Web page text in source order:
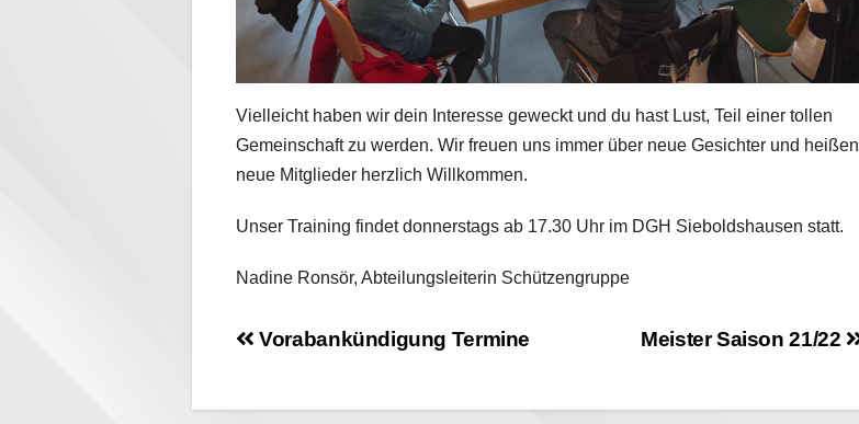
Vielleicht haben wir dein Interesse geweckt und du hast Lust, Teil einer tollen
Gemeinschaft zu werden. Wir freuen uns immer über neue Gesichter und heißen
neue Mitglieder herzlich Willkommen.
Unser Training findet donnerstags ab 17.30 Uhr im DGH Sieboldshausen statt.
Nadine Ronsör, Abteilungsleiterin Schützengruppe
Beitragsnavigation Meister Saison 21/22
Vorabankündigung Termine